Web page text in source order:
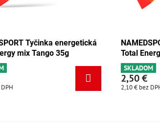
NAMEDSPORT Tyčinka energetická
Total Energy mix Tango 35g